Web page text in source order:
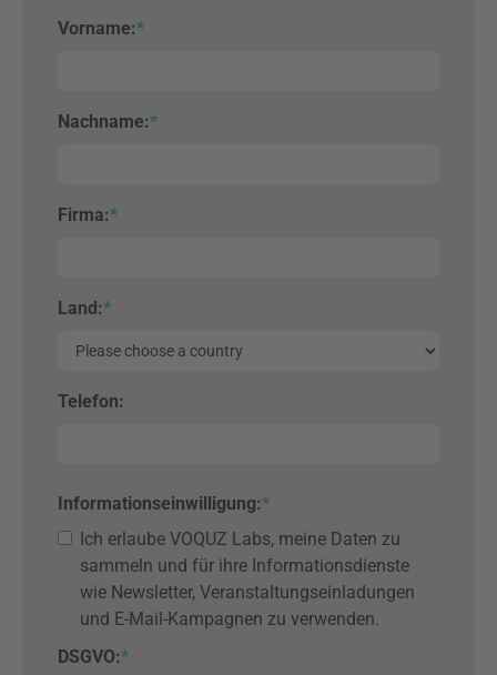
Vorname:*
Nachname:*
Firma:*
Land:*
Telefon:
Informationseinwilligung:*
Ich erlaube VOQUZ Labs, meine Daten zu
sammeln und für ihre Informationsdienste
wie Newsletter, Veranstaltungseinladungen
und E-Mail-Kampagnen zu verwenden.
DSGVO:*